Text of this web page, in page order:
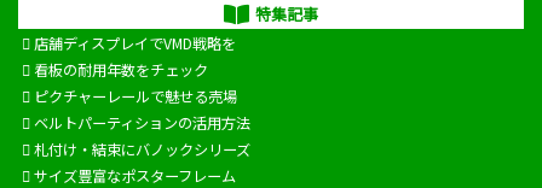
特集記事
店舗ディスプレイでVMD戦略を
看板の耐用年数をチェック
ピクチャーレールで魅せる売場
ベルトパーティションの活用方法
札付け・結束にバノックシリーズ
サイズ豊富なポスターフレーム